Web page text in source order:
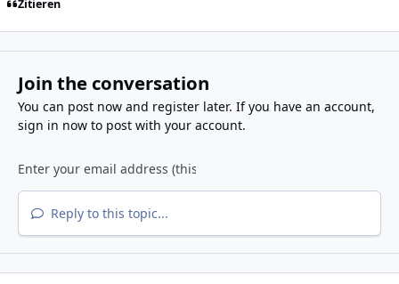
Zitieren
Join the conversation
You can post now and register later. If you have an account,
sign in nowto post with your account.
Reply to this topic...